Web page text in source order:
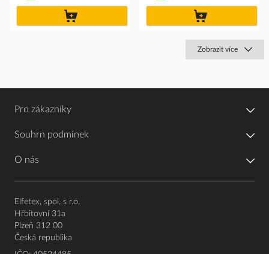
Zobrazit více
Pro zákazníky
Souhrn podmínek
O nás
Elfetex, spol. s r.o.
Hřbitovní 31a
Plzeň 312 00
Česká republika